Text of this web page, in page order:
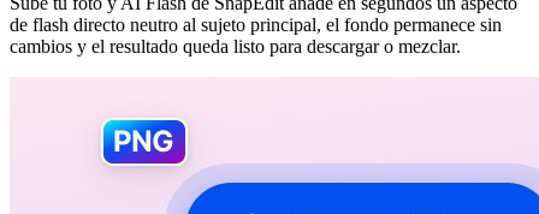
de flash directo neutro al sujeto principal, el fondo permanece sin
cambios y el resultado queda listo para descargar o mezclar.